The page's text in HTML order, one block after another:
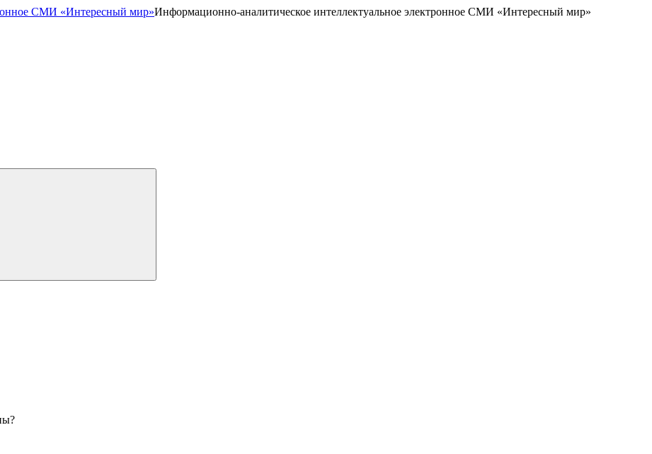
Информационно-аналитическое интеллектуальное электронное СМИ «Интересный мир»